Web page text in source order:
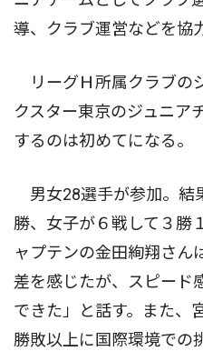
導、クラブ運営などを協
リーグＨ所属クラブの
クスター東京のジュニア
するのは初めてになる。
男女28選手が参加。結
勝、女子が６戦して３勝
ャプテンの金田絢翔さん
差を感じたが、スピード
できた」と話す。また、
勝敗以上に国際環境での